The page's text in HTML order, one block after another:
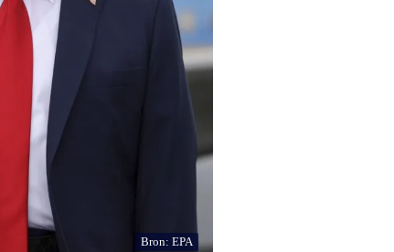
Bron: EPA